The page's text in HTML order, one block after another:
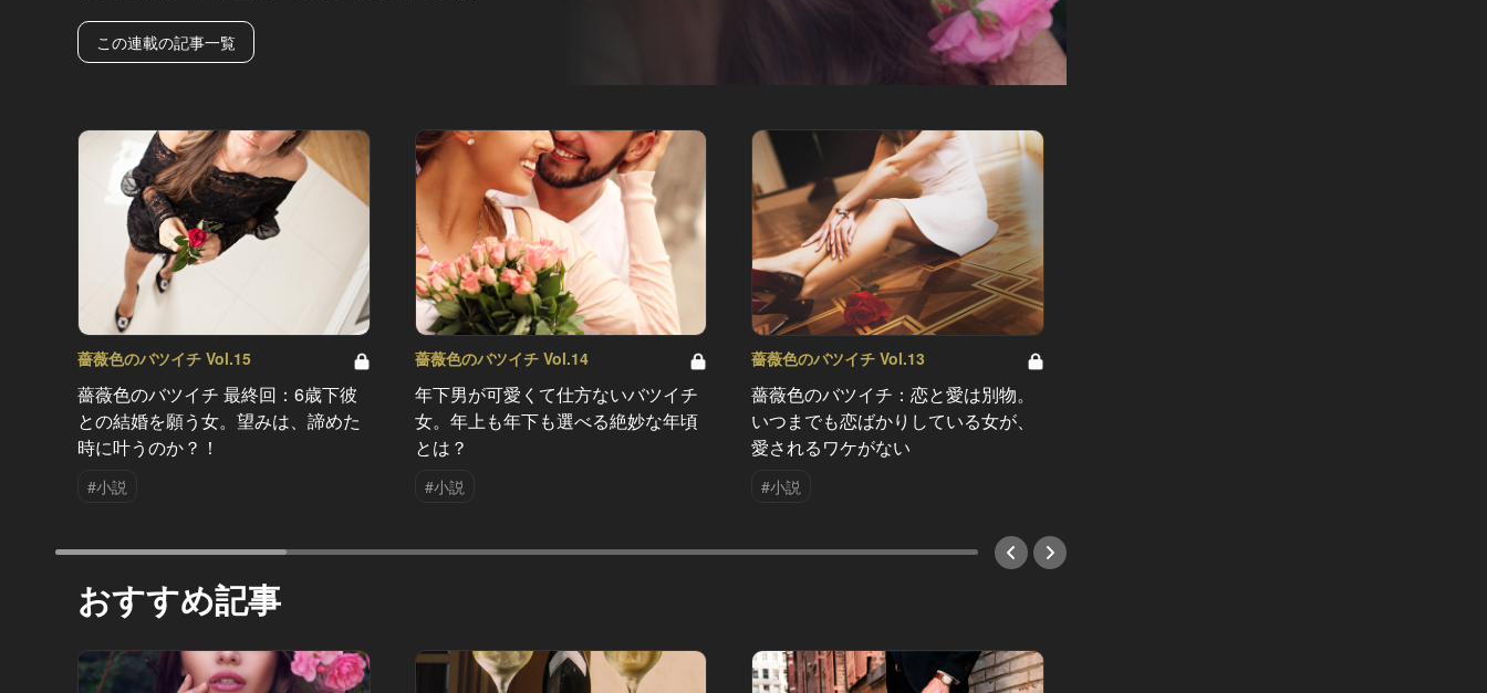
この連載の記事一覧
薔薇色のバツイチ Vol.15
薔薇色のバツイチ 最終回：6歳下彼
との結婚を願う女。望みは、諦めた
時に叶うのか？！
#小説
薔薇色のバツイチ Vol.14
年下男が可愛くて仕方ないバツイチ
女。年上も年下も選べる絶妙な年頃
とは？
#小説
薔薇色のバツイチ Vol.13
薔薇色のバツイチ：恋と愛は別物。
いつまでも恋ばかりしている女が、
愛されるワケがない
#小説
おすすめ記事